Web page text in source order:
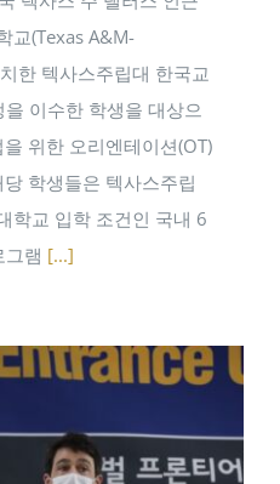
교(Texas A&M-
한 텍사스주립대 한국교
이수한 학생을 대상으
위한 오리엔테이션(OT)
학생들은 텍사스주립
학교 입학 조건인 국내 6
그램 [...]